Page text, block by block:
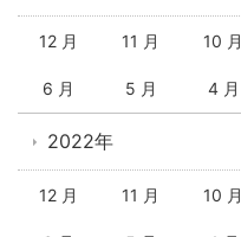
12 月 11 月 10 月
6 月 5 月 4 月
2022年
12 月 11 月 10 月